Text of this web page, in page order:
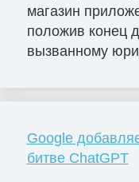
магазин
положив конец
вызванному
Google
битве ChatGPT